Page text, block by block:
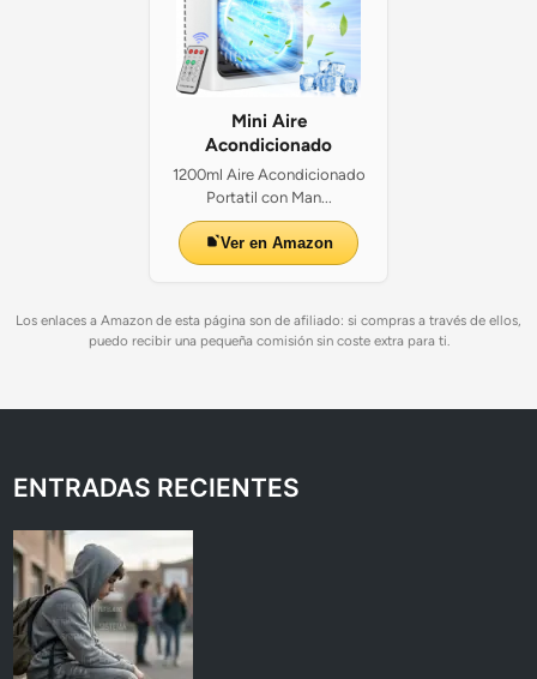
Mini Aire
Acondicionado
1200ml Aire Acondicionado
Portatil con Man...
Ver en Amazon
Los enlaces a Amazon de esta página son de afiliado: si compras a través de ellos,
puedo recibir una pequeña comisión sin coste extra para ti.
ENTRADAS RECIENTES